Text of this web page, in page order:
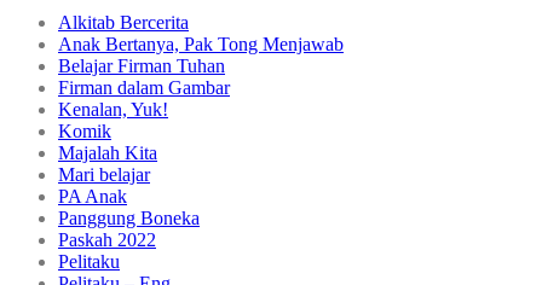
Alkitab Bercerita
Anak Bertanya, Pak Tong Menjawab
Belajar Firman Tuhan
Firman dalam Gambar
Kenalan, Yuk!
Komik
Majalah Kita
Mari belajar
PA Anak
Panggung Boneka
Paskah 2022
Pelitaku